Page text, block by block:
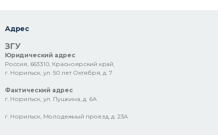
Адрес
ЗГУ
Юридический адрес
Россия, 663310, Красноярский край,
г. Норильск, ул. 50 лет Октября, д. 7
Фактический адрес
г. Норильск, ул. Пушкина, д. 6А
г. Норильск, Молодежный проезд, д. 23А